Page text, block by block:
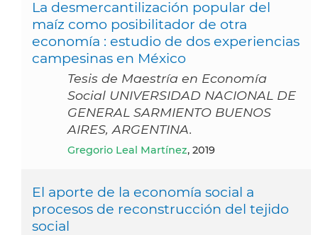
La desmercantilización popular del
maíz como posibilitador de otra
economía : estudio de dos experiencias
campesinas en México
Tesis de Maestría en Economía
Social UNIVERSIDAD NACIONAL DE
GENERAL SARMIENTO BUENOS
AIRES, ARGENTINA.
Gregorio Leal Martínez, 2019
El aporte de la economía social a
procesos de reconstrucción del tejido
social